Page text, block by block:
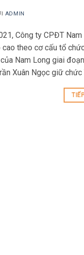
ADMIN
Công ty CPĐT
cao theo cơ cấu tổ
Nam Long giai
Xuân Ngọc giữ